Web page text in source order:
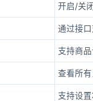
开启/关
通过接
支持商
查看所
支持设